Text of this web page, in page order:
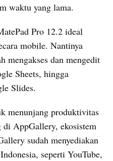
waktu yang lama.
Pro 12.2 ideal
mobile. Nantinya
mengakses dan mengedit
Sheets, hingga
Slides.
menunjang produktivitas
di AppGallery, ekosistem
sudah menyediakan
seperti YouTube,